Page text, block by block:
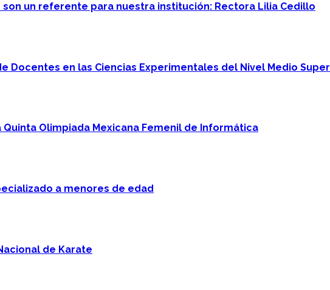
un referente para nuestra institución: Rectora Lilia Cedillo
Docentes en las Ciencias Experimentales del Nivel Medio
Olimpiada Mexicana Femenil de Informática
a menores de edad
de Karate